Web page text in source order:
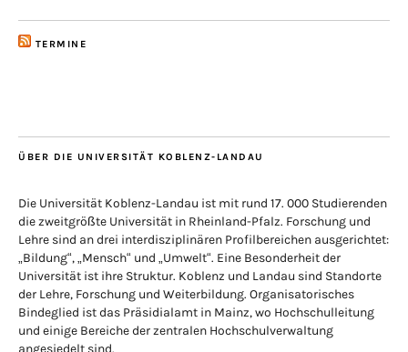
TERMINE
ÜBER DIE UNIVERSITÄT KOBLENZ-LANDAU
Die Universität Koblenz-Landau ist mit rund 17. 000 Studierenden
die zweitgrößte Universität in Rheinland-Pfalz. Forschung und
Lehre sind an drei interdisziplinären Profilbereichen ausgerichtet:
„Bildung“, „Mensch“ und „Umwelt“. Eine Besonderheit der
Universität ist ihre Struktur. Koblenz und Landau sind Standorte
der Lehre, Forschung und Weiterbildung. Organisatorisches
Bindeglied ist das Präsidialamt in Mainz, wo Hochschulleitung
und einige Bereiche der zentralen Hochschulverwaltung
angesiedelt sind.